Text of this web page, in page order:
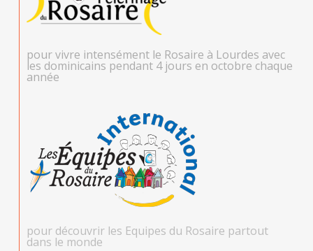
pour vivre intensément le Rosaire à Lourdes avec
les dominicains pendant 4 jours en octobre chaque
année
pour découvrir les Equipes du Rosaire partout
dans le monde